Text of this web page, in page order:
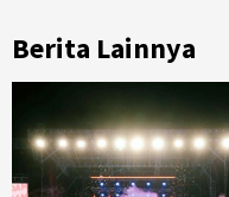
Berita Lainnya